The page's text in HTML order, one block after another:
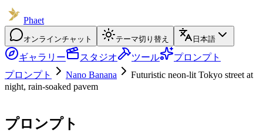
Phaet
オンラインチャット テーマ切り替え 日本語
ギャラリー スタジオ ツール
プロンプト
プロンプト
Nano Banana
Futuristic neon-lit Tokyo street at
night, rain-soaked pavem
プロンプト